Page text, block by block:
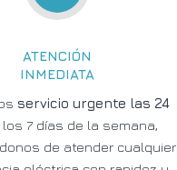
ATENCIÓN
INMEDIATA
servicio urgente las 24
los 7 días de la semana,
de atender cualquier